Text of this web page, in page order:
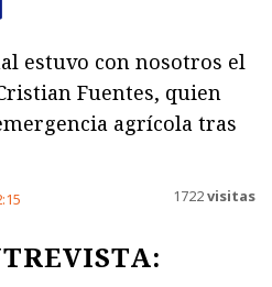
estuvo con nosotros el
Fuentes, quien
agrícola tras
1722visitas